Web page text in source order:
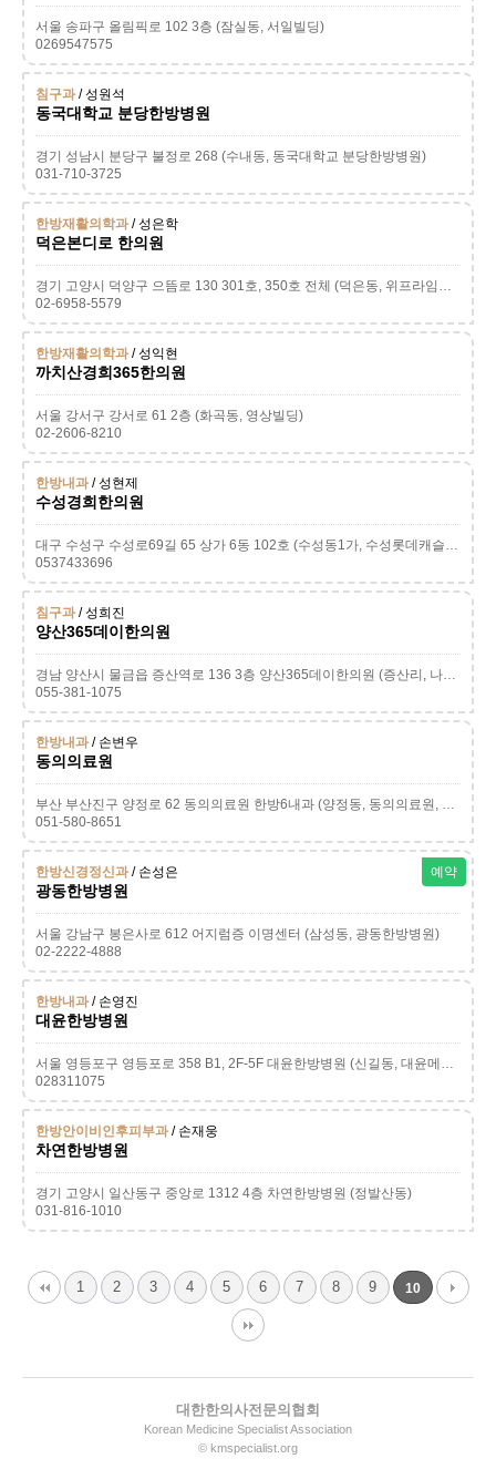
서울 송파구 올림픽로 102 3층 (잠실동, 서일빌딩)
0269547575
침구과/ 성원석
동국대학교 분당한방병원
경기 성남시 분당구 불정로 268 (수내동, 동국대학교 분당한방병원)
031-710-3725
한방재활의학과/ 성은학
덕은본디로 한의원
경기 고양시 덕양구 으뜸로 130 301호, 350호 전체 (덕은동, 위프라임트윈타워)
02-6958-5579
한방재활의학과/ 성익현
까치산경희365한의원
서울 강서구 강서로 61 2층 (화곡동, 영상빌딩)
02-2606-8210
한방내과/ 성현제
수성경희한의원
대구 수성구 수성로69길 65 상가 6동 102호 (수성동1가, 수성롯데캐슬더퍼스트2단지)
0537433696
침구과/ 성희진
양산365데이한의원
경남 양산시 물금읍 증산역로 136 3층 양산365데이한의원 (증산리, 나래클래스)
055-381-1075
한방내과/ 손변우
동의의료원
부산 부산진구 양정로 62 동의의료원 한방6내과 (양정동, 동의의료원, 동의병원, 동의대학교한방병원)
051-580-8651
한방신경정신과/ 손성은
광동한방병원
예약
서울 강남구 봉은사로 612 어지럼증 이명센터 (삼성동, 광동한방병원)
02-2222-4888
한방내과/ 손영진
대윤한방병원
서울 영등포구 영등포로 358 B1, 2F-5F 대윤한방병원 (신길동, 대윤메디컬센터)
028311075
한방안이비인후피부과/ 손재웅
차연한방병원
경기 고양시 일산동구 중앙로 1312 4층 차연한방병원 (정발산동)
031-816-1010
1 2 3 4 5 6 7 8 9 10
대한한의사전문의협회
Korean Medicine Specialist Association
© kmspecialist.org